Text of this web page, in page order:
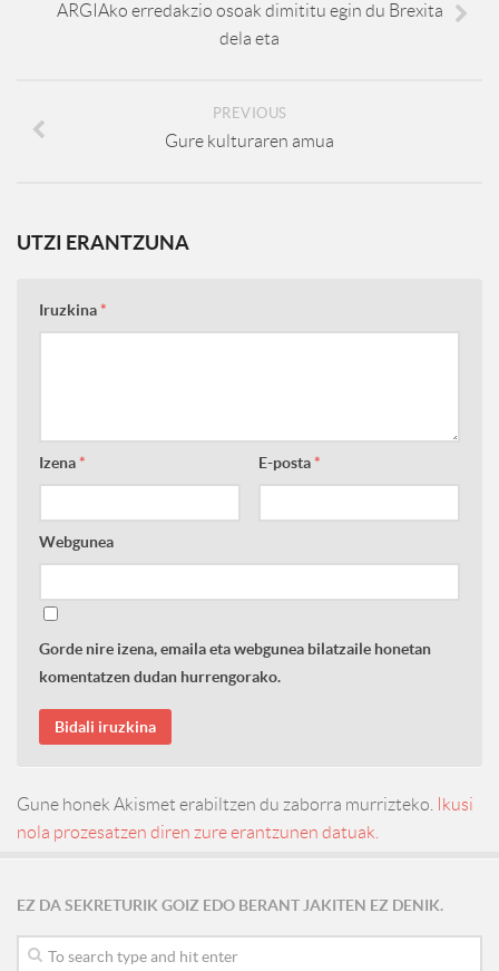
ARGIAko erredakzio osoak dimititu egin du Brexita
dela eta
PREVIOUS
Gure kulturaren amua
UTZI ERANTZUNA
Iruzkina*
Izena* E-posta*
Webgunea
Gorde nire izena, emaila eta webgunea bilatzaile honetan
komentatzen dudan hurrengorako.
Gune honek Akismet erabiltzen du zaborra murrizteko.
Ikusi
nola prozesatzen diren zure erantzunen datuak.
EZ DA SEKRETURIK GOIZ EDO BERANT JAKITEN EZ DENIK.